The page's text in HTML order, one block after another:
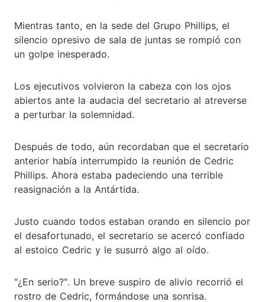
Mientras tanto, en la sede del Grupo Phillips, el
silencio opresivo de sala de juntas se rompió con
un golpe inesperado.
Los ejecutivos volvieron la cabeza con los ojos
abiertos ante la audacia del secretario al atreverse
a perturbar la solemnidad.
Después de todo, aún recordaban que el secretario
anterior había interrumpido la reunión de Cedric
Phillips. Ahora estaba padeciendo una terrible
reasignación a la Antártida.
Justo cuando todos estaban orando en silencio por
el desafortunado, el secretario se acercó confiado
al estoico Cedric y le susurró algo al oído.
"¿En serio?". Un breve suspiro de alivio recorrió el
rostro de Cedric, formándose una sonrisa.